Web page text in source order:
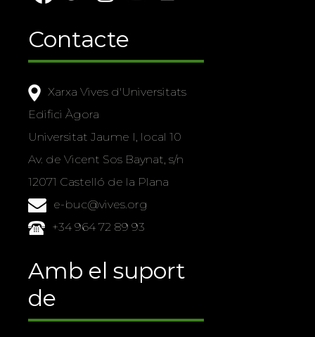
Contacte
Xarxa Vives d'Universitats
Edifici Àgora
Universitat Jaume I, local 10
Av. de Vicent Sos Baynat, s/n
12071 Castelló de la Plana
e-buc@vives.org
+34 964 72 89 93
Amb el suport
de